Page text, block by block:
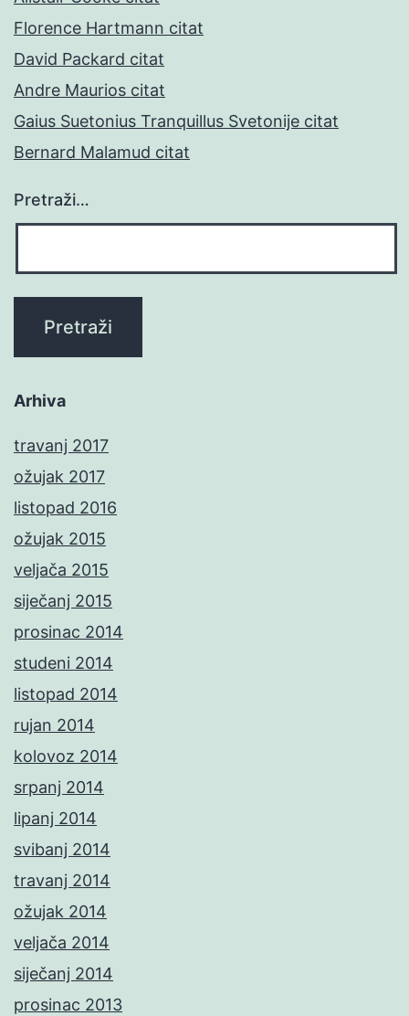
Florence Hartmann citat
David Packard citat
Andre Maurios citat
Gaius Suetonius Tranquillus Svetonije citat
Bernard Malamud citat
Pretraži…
Arhiva
travanj 2017
ožujak 2017
listopad 2016
ožujak 2015
veljača 2015
siječanj 2015
prosinac 2014
studeni 2014
listopad 2014
rujan 2014
kolovoz 2014
srpanj 2014
lipanj 2014
svibanj 2014
travanj 2014
ožujak 2014
veljača 2014
siječanj 2014
prosinac 2013